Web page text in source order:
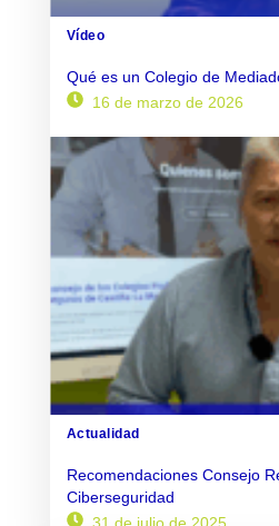
Vídeo
Qué es un Colegio de
16 de marzo de 2026
Actualidad
Recomendaciones Consejo
Ciberseguridad